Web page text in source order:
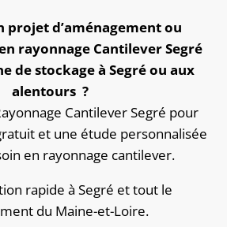
projet d’aménagement ou
rayonnage Cantilever Segré
de stockage à Segré ou aux
alentours ?
Cantilever Segré pour
et une étude personnalisée
en rayonnage cantilever.
rapide à Segré et tout le
du Maine-et-Loire.